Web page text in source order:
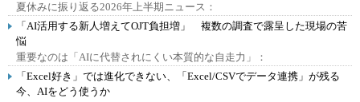
夏休みに振り返る2026年上半期ニュース：
「AI活用する新人増えてOJT負担増」 複数の調査で露呈した現場の苦
悩
重要なのは「AIに代替されにくい本質的な自走力」：
「Excel好き」では進化できない、「Excel/CSVでデータ連携」が残る
今、AIをどう使うか